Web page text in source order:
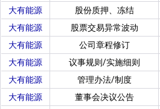
大有能源
股份质押、冻结
大有能源
股票交易异常波动
大有能源
公司章程修订
大有能源
议事规则/实施细则
大有能源
管理办法/制度
大有能源
董事会决议公告